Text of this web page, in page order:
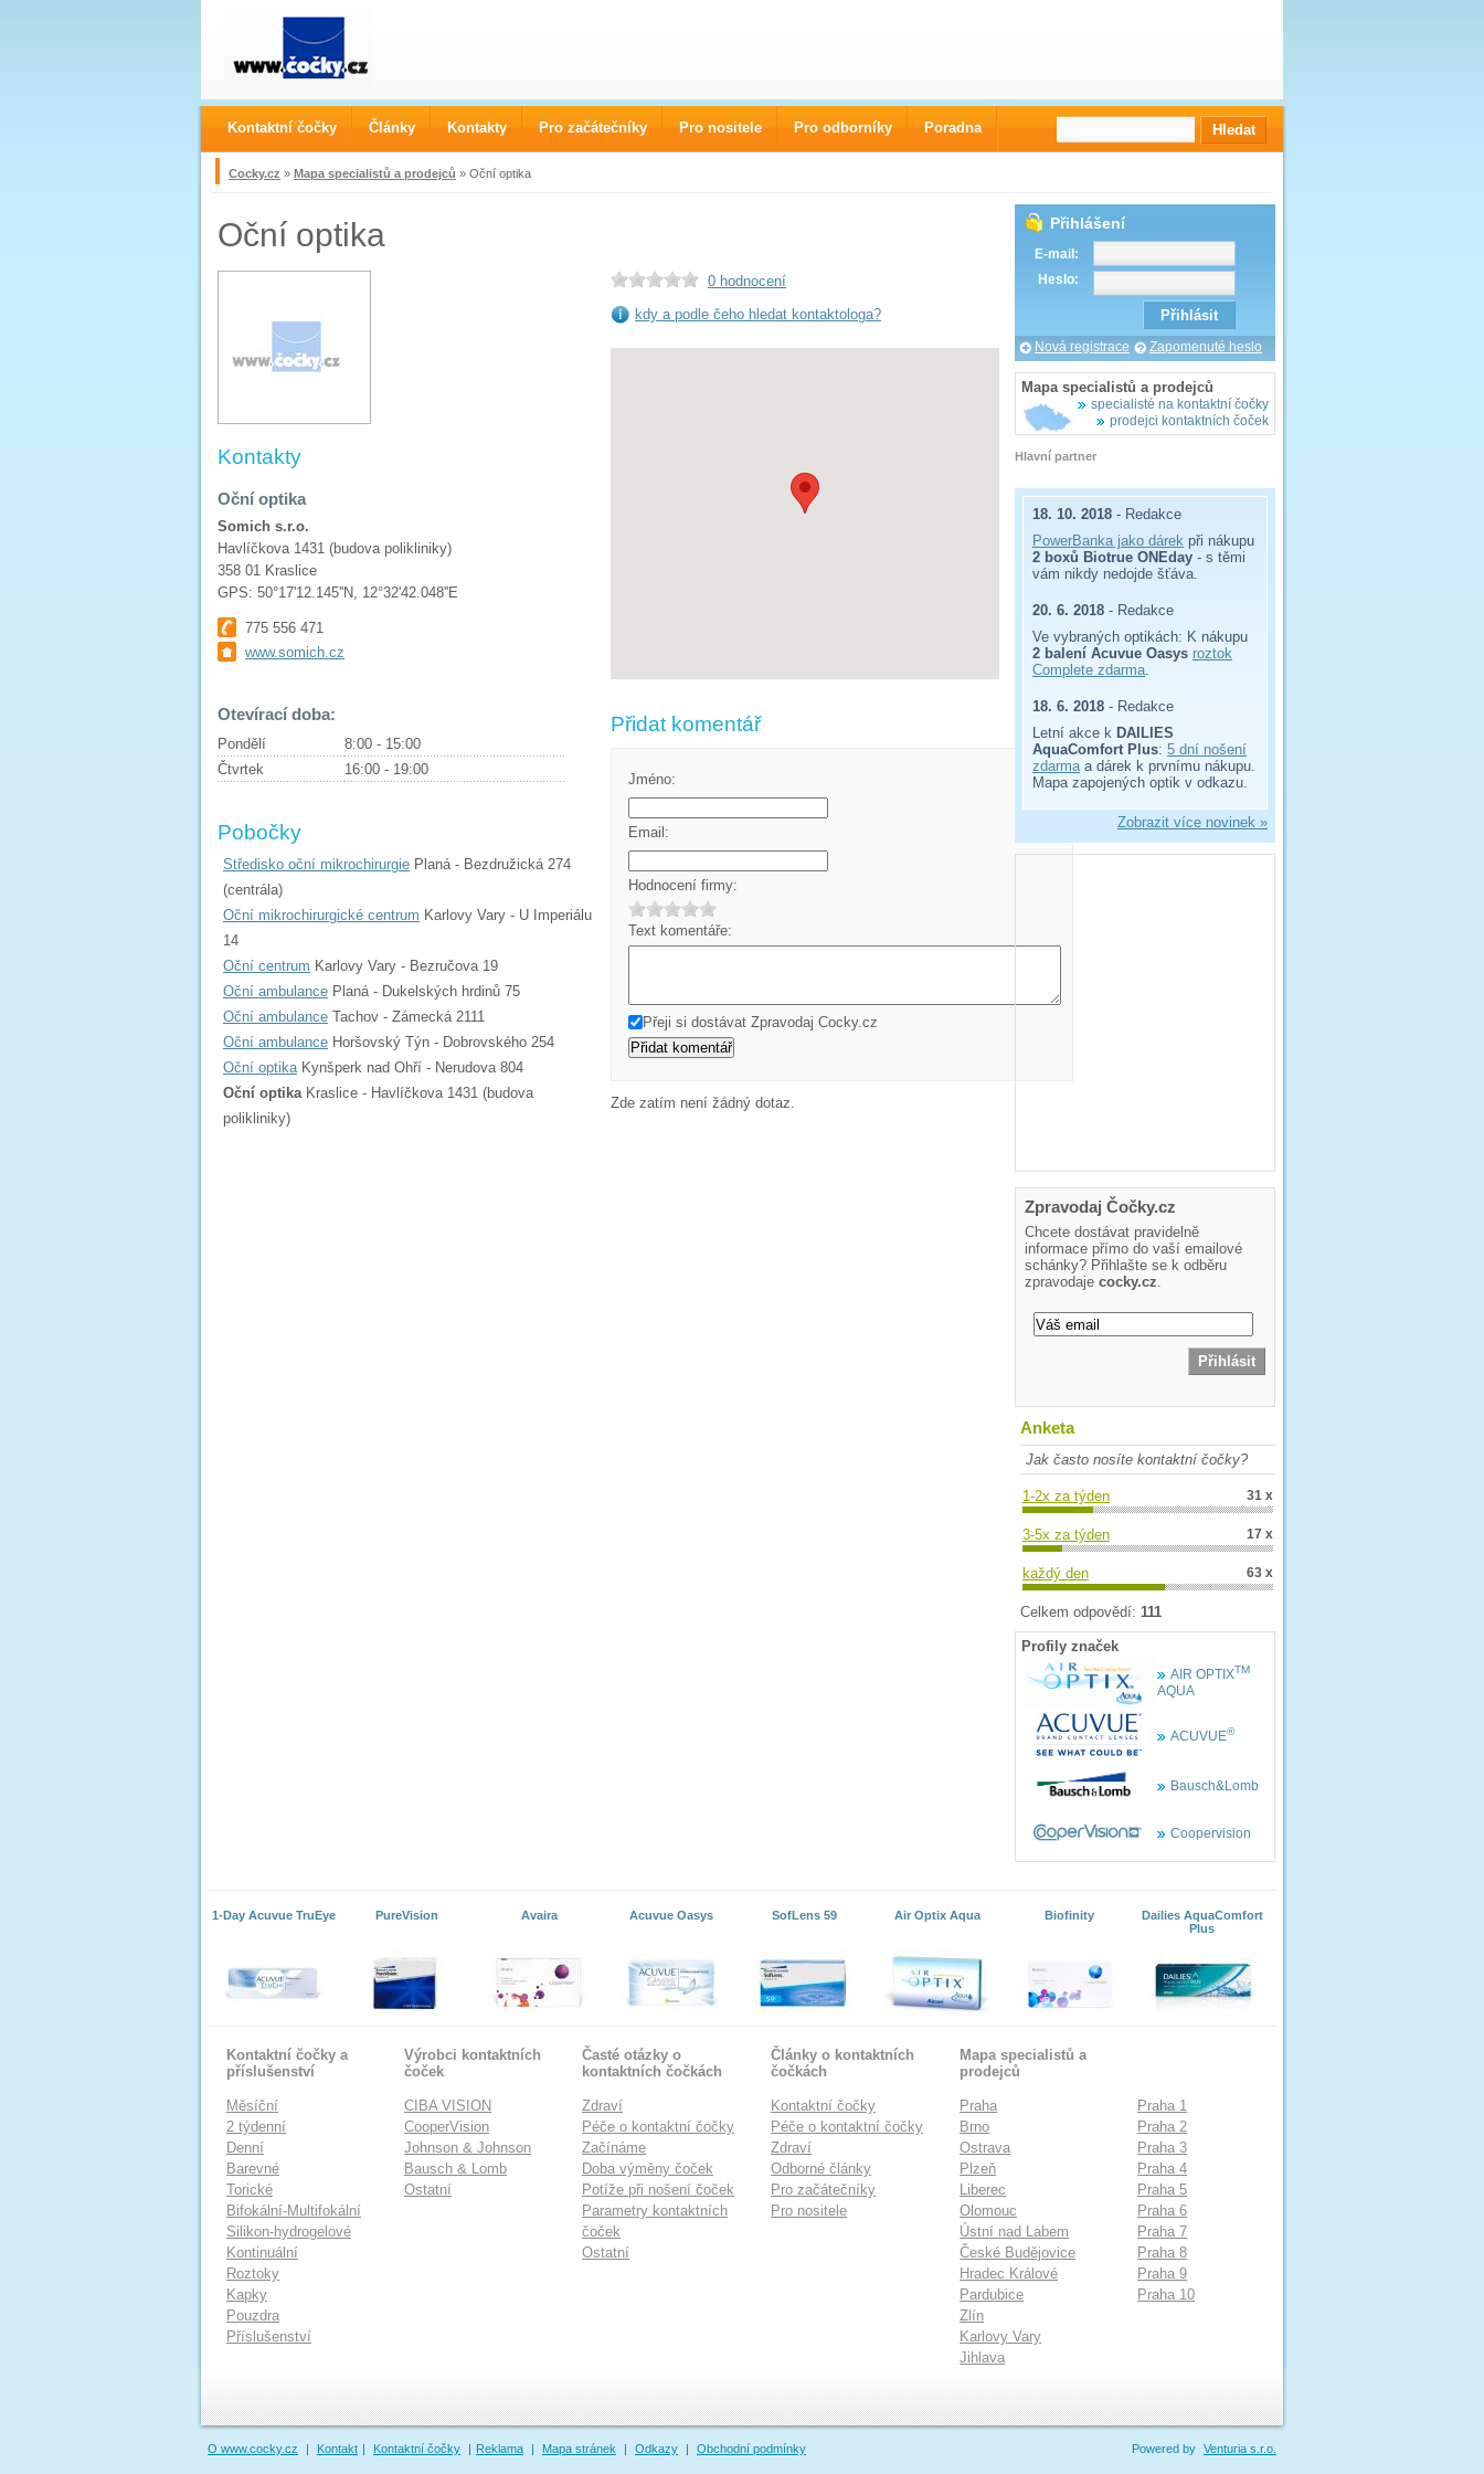
Cocky.cz » Mapa specialistů a prodejců » Oční optika
Oční optika
Kontakty
Oční optika
Somich s.r.o.
Havlíčkova 1431 (budova polikliniky)
358 01 Kraslice
GPS: 50°17'12.145''N, 12°32'42.048''E
775 556 471
www.somich.cz
Otevírací doba:
Pondělí
8:00 - 15:00
Čtvrtek
16:00 - 19:00
Pobočky
Středisko oční mikrochirurgie Planá - Bezdružická 274
(centrála)
Oční mikrochirurgické centrum Karlovy Vary - U Imperiálu
14
Oční centrum Karlovy Vary - Bezručova 19
Oční ambulance Planá - Dukelských hrdinů 75
Oční ambulance Tachov - Zámecká 2111
Oční ambulance Horšovský Týn - Dobrovského 254
Oční optikaKynšperk nad Ohří - Nerudova 804
Oční optikaKraslice - Havlíčkova 1431 (budova
polikliniky)
0 hodnocení
kdy a podle čeho hledat kontaktologa?
Přidat komentář
Jméno:
Email:
Hodnocení firmy:
Text komentáře:
Přeji si dostávat Zpravodaj Cocky.cz
Zde zatím není žádný dotaz.
Přihlášení
E-mail:
Heslo:
Nová registrace Zapomenuté heslo
Mapa specialistů a prodejců
specialisté na kontaktní čočky
prodejci kontaktních čoček
Hlavní partner
18. 10. 2018 - Redakce
PowerBanka jako dárek při nákupu
2 boxů Biotrue ONEday - s těmi
vám nikdy nedojde šťáva.
20. 6. 2018 - Redakce
Ve vybraných optikách: K nákupu
2 balení Acuvue Oasys roztok
Complete zdarma.
18. 6. 2018 - Redakce
Letní akce k DAILIES
AquaComfort Plus: 5 dní nošení
zdarmaa dárek k prvnímu nákupu.
Mapa zapojených optik v odkazu.
Zobrazit více novinek »
Zpravodaj Čočky.cz
Chcete dostávat pravidelně
informace přímo do vaší emailové
schánky? Přihlašte se k odběru
zpravodaje cocky.cz.
Anketa
Jak často nosíte kontaktní čočky?
1-2x za týden 31 x
3-5x za týden 17 x
každý den 63 x
Celkem odpovědí: 111
Profily značek
AIR OPTIXTM
AQUA
ACUVUE®
Bausch&Lomb
Coopervision
1-Day Acuvue TruEye PureVision Avaira Acuvue Oasys SofLens 59 Air Optix Aqua Biofinity
Dailies AquaComfort
Plus
Kontaktní čočky a
příslušenství
Měsíční
2 týdenní
Denní
Barevné
Torické
Bifokální-Multifokální
Silikon-hydrogelové
Kontinuální
Roztoky
Kapky
Pouzdra
Příslušenství
Výrobci kontaktních
čoček
CIBA VISION
CooperVision
Johnson & Johnson
Bausch & Lomb
Ostatní
Časté otázky o
kontaktních čočkách
Zdraví
Péče o kontaktní čočky
Začínáme
Doba výměny čoček
Potíže při nošení čoček
Parametry kontaktních
čoček
Ostatní
Články o kontaktních
čočkách
Kontaktní čočky
Péče o kontaktní čočky
Zdraví
Odborné články
Pro začátečníky
Pro nositele
Mapa specialistů a
prodejců
Praha
Brno
Ostrava
Plzeň
Liberec
Olomouc
Ústní nad Labem
České Budějovice
Hradec Králové
Pardubice
Zlín
Karlovy Vary
Jihlava
Praha 1
Praha 2
Praha 3
Praha 4
Praha 5
Praha 6
Praha 7
Praha 8
Praha 9
Praha 10
Kontaktní čočky Články Kontakty Pro začátečníky Pro nositele Pro odborníky Poradna
O www.cocky.cz | Kontakt | Kontaktní čočky | Reklama | Mapa stránek | Odkazy | Obchodní podmínky Powered by Venturia s.r.o.